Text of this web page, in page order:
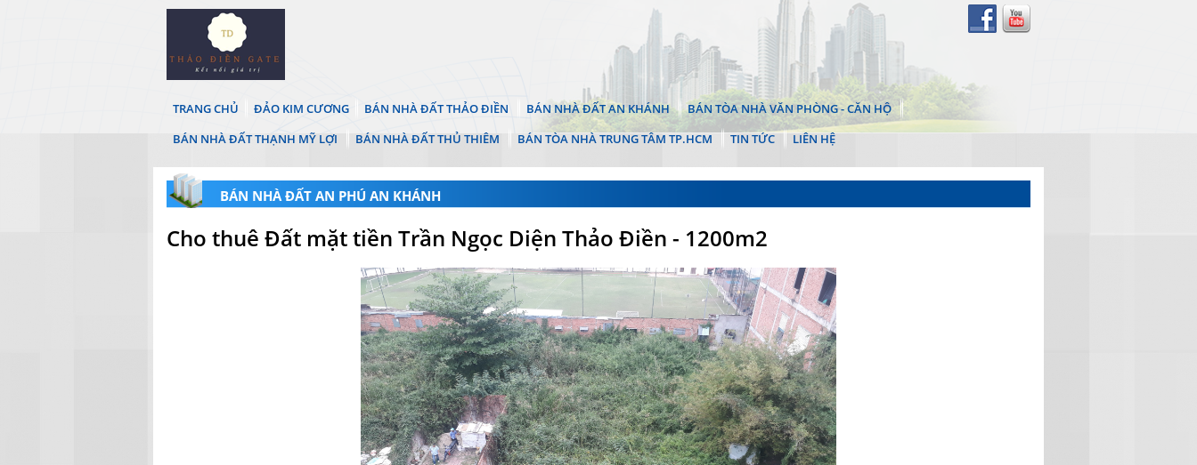
TRANG CHỦ ĐẢO KIM CƯƠNG BÁN NHÀ ĐẤT THẢO ĐIỀN BÁN NHÀ ĐẤT AN KHÁNH
BÁN TÒA NHÀ VĂN PHÒNG - CĂN HỘ
BÁN NHÀ ĐẤT THẠNH MỸ LỢI
BÁN NHÀ ĐẤT THỦ THIÊM BÁN TÒA NHÀ TRUNG TÂM TP.HCM TIN TỨC LIÊN HỆ
BÁN NHÀ ĐẤT AN PHÚ AN KHÁNH
Cho thuê Đất mặt tiền Trần Ngọc Diện Thảo Điền - 1200m2